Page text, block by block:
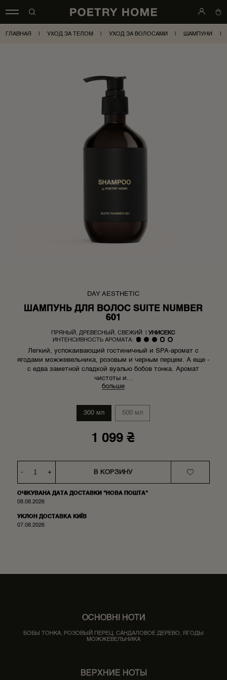
ГЛАВНАЯ УХОД ЗА ТЕЛОМ УХОД ЗА ВОЛОСАМИ ШАМПУНИ
DAY AESTHETIC
ШАМПУНЬ ДЛЯ ВОЛОС SUITE NUMBER
601
ПРЯНЫЙ, ДРЕВЕСНЫЙ, СВЕЖИЙ |УНИСЕКС
ИНТЕНСИВНОСТЬ АРОМАТА:
Легкий, успокаивающий гостиничный и SPA-аромат с
ягодами можжевельника, розовым и черным перцем. А еще -
с едва заметной сладкой вуалью бобов тонка. Аромат
чистоты и...
больше
300 мл 500 мл
1 099 ₴
- + В КОРЗИНУ
ОЧІКУВАНА ДАТА ДОСТАВКИ "НОВА ПОШТА"
08.08.2026
УКЛОН ДОСТАВКА КИЇВ
07.08.2026
ОСНОВНІ НОТИ
БОБЫ ТОНКА, РОЗОВЫЙ ПЕРЕЦ, САНДАЛОВОЕ ДЕРЕВО, ЯГОДЫ
МОЖЖЕВЕЛЬНИКА
ВЕРХНИЕ НОТЫ